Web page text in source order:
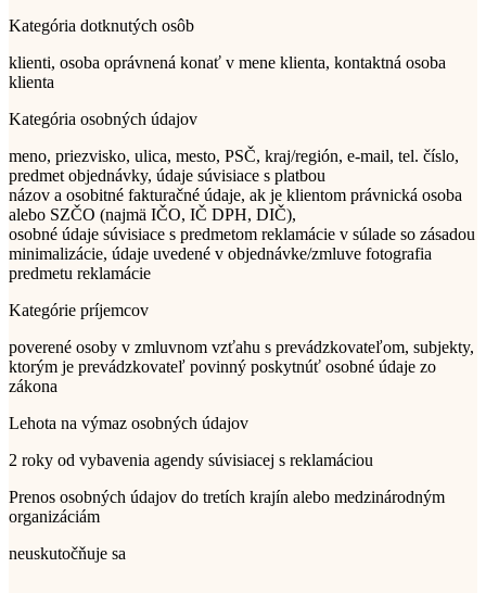
Kategória dotknutých osôb
klienti, osoba oprávnená konať v mene klienta, kontaktná osoba
klienta
Kategória osobných údajov
meno, priezvisko, ulica, mesto, PSČ, kraj/región, e-mail, tel. číslo,
predmet objednávky, údaje súvisiace s platbou
názov a osobitné fakturačné údaje, ak je klientom právnická osoba
alebo SZČO (najmä IČO, IČ DPH, DIČ),
osobné údaje súvisiace s predmetom reklamácie v súlade so zásadou
minimalizácie, údaje uvedené v objednávke/zmluve fotografia
predmetu reklamácie
Kategórie príjemcov
poverené osoby v zmluvnom vzťahu s prevádzkovateľom, subjekty,
ktorým je prevádzkovateľ povinný poskytnúť osobné údaje zo
zákona
Lehota na výmaz osobných údajov
2 roky od vybavenia agendy súvisiacej s reklamáciou
Prenos osobných údajov do tretích krajín alebo medzinárodným
organizáciám
neuskutočňuje sa